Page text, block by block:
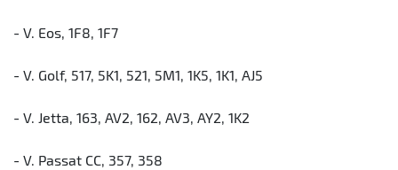
- V. Eos, 1F8, 1F7
- V. Golf, 517, 5K1, 521, 5M1, 1K5, 1K1, AJ5
- V. Jetta, 163, AV2, 162, AV3, AY2, 1K2
- V. Passat CC, 357, 358